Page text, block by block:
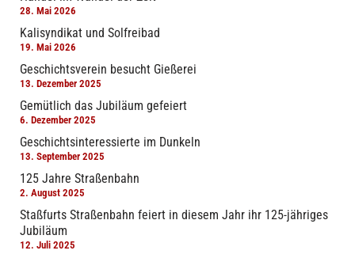
28. Mai 2026
Kalisyndikat und Solfreibad
19. Mai 2026
Geschichtsverein besucht Gießerei
13. Dezember 2025
Gemütlich das Jubiläum gefeiert
6. Dezember 2025
Geschichtsinteressierte im Dunkeln
13. September 2025
125 Jahre Straßenbahn
2. August 2025
Staßfurts Straßenbahn feiert in diesem Jahr ihr 125-jähriges
Jubiläum
12. Juli 2025